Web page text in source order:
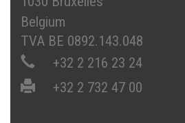
Belgium
TVA BE 0892.143.048
+32 2 216 23 24
+32 2 732 47 00